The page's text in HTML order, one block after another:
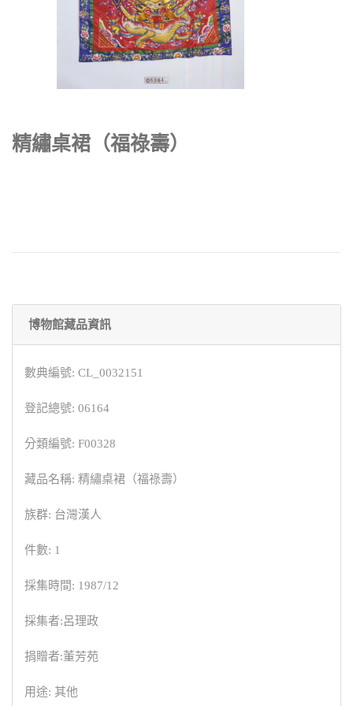
精繡桌裙（福祿壽）
博物館藏品資訊
數典編號: CL_0032151
登記總號: 06164
分類編號: F00328
藏品名稱: 精繡桌裙（福祿壽）
族群: 台灣漢人
件數: 1
採集時間: 1987/12
採集者:呂理政
捐贈者:董芳苑
用途: 其他